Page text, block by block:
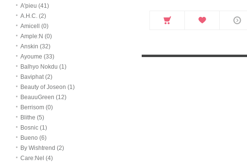
A'pieu (41)
A.H.C. (2)
Amicell (0)
Ample:N (0)
Anskin (32)
Ayoume (33)
Balhyo Nokdu (1)
Baviphat (2)
Beauty of Joseon (1)
BeauuGreen (12)
Berrisom (0)
Blithe (5)
Bosnic (1)
Bueno (6)
By Wishtrend (2)
Care:Nel (4)